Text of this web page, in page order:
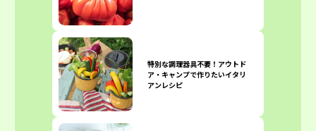
特別な調理器具不要！アウトド
ア・キャンプで作りたいイタリ
アンレシピ